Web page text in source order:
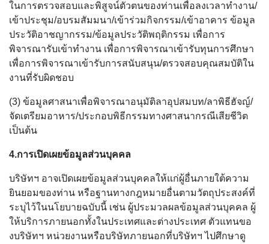
ในการตรวจสอบและพิสูจน์ตัวตนของท่านเพื่อลงเวลาทำงาน/
เข้าประชุม/อบรมสัมมนา/เข้าร่วมกิจกรรม/เข้าอาคาร ข้อมูล
ประวัติอาชญากรรม/ข้อมูลประวัติพฤติกรรม เพื่อการ
พิจารณารับเข้าทำงาน เพื่อการพิจารณาเข้ารับทุนการศึกษา
เพื่อการพิจารณาเข้ารับการสนับสนุน/ตรวจสอบคุณสมบัติใน
งานที่รับผิดชอบ
(3) ข้อมูลศาสนาเพื่อพิจารณาอนุมัติลาอุปสมบท/ลาพิธีฮัจญ์/
จัดเตรียมอาหาร/ประกอบพิธีกรรมทางศาสนากรณีเสียชีวิต
เป็นต้น
4.การเปิดเผยข้อมูลส่วนบุคคล
บริษัทฯ อาจเปิดเผยข้อมูลส่วนบุคคลให้แก่ผู้อื่นภายใต้ความ
ยินยอมของท่าน หรือฐานทางกฎหมายอื่นตามวัตถุประสงค์ที่
ระบุไว้ในนโยบายฉบับนี้ เช่น ผู้ประมวลผลข้อมูลส่วนบุคคล ผู้
ให้บริการภายนอกทั้งในประเทศและต่างประเทศ ตัวแทนขอ
งบริษัทฯ หน่วยงานหรือบริษัทภายนอกที่บริษัทฯ ไปศึกษาดู